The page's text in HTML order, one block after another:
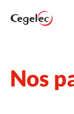
Nos